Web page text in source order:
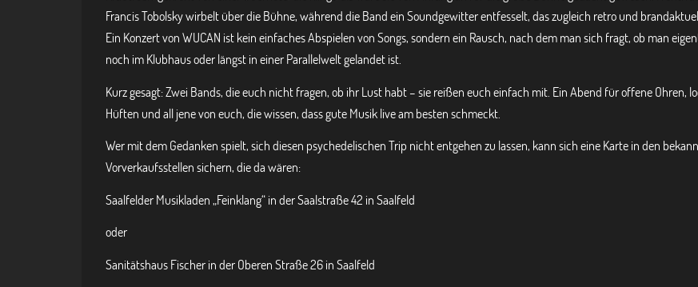
Francis Tobolsky wirbelt über die Bühne, während die Band ein Soundgewitter entfesselt, das zugleich retro und
Ein Konzert von WUCAN ist kein einfaches Abspielen von Songs, sondern ein Rausch, nach dem man sich fragt, ob man
noch im Klubhaus oder längst in einer Parallelwelt gelandet ist.
Kurz gesagt: Zwei Bands, die euch nicht fragen, ob ihr Lust habt – sie reißen euch einfach mit. Ein Abend für offene Ohren,
Hüften und all jene von euch, die wissen, dass gute Musik live am besten schmeckt.
Wer mit dem Gedanken spielt, sich diesen psychedelischen Trip nicht entgehen zu lassen, kann sich eine Karte in den
Vorverkaufsstellen sichern, die da wären:
Saalfelder Musikladen „Feinklang“ in der Saalstraße 42 in Saalfeld
oder
Sanitätshaus Fischer in der Oberen Straße 26 in Saalfeld